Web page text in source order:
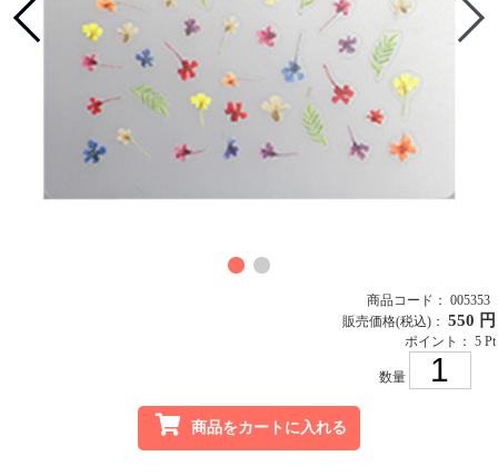
商品コード： 005353
販売価格(税込)： 550 円
ポイント： 5 Pt
数量
商品をカートに入れる